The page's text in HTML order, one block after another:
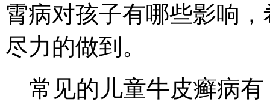
霄病对孩子有哪些影响
尽力的做到。
常见的儿童牛皮癣病有